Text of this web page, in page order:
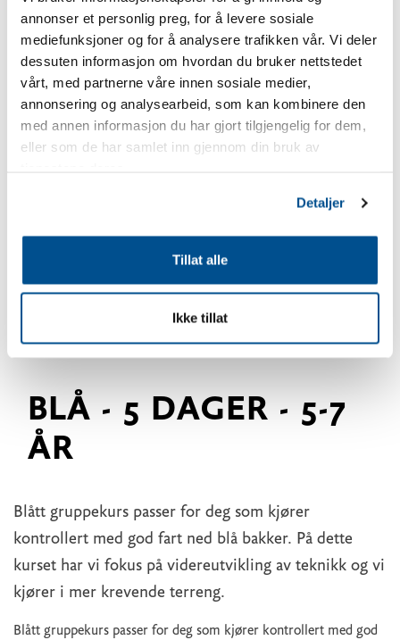
annonser et personlig preg, for å levere sosiale
mediefunksjoner og for å analysere trafikken vår. Vi deler
dessuten informasjon om hvordan du bruker nettstedet
vårt, med partnerne våre innen sosiale medier,
annonsering og analysearbeid, som kan kombinere den
med annen informasjon du har gjort tilgjengelig for dem,
eller som de har samlet inn gjennom din bruk av
Detaljer
Tillat alle
Ikke tillat
BLÅ - 5 DAGER - 5-7
ÅR
Blått gruppekurs passer for deg som kjører
kontrollert med god fart ned blå bakker. På dette
kurset har vi fokus på videreutvikling av teknikk og vi
kjører i mer krevende terreng.
Blått gruppekurs passer for deg som kjører kontrollert med god